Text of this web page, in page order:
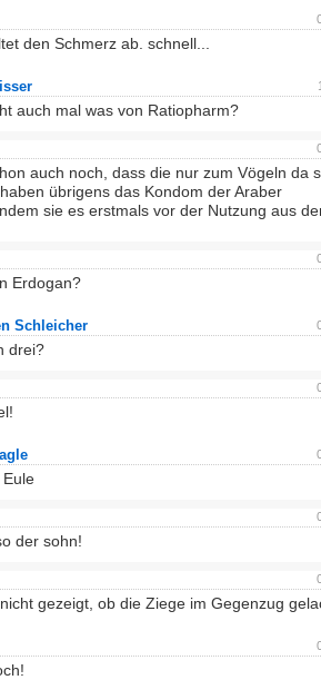
den Schmerz ab. schnell...
auch mal was von Ratiopharm?
auch noch, dass die nur zum Vögeln da
übrigens das Kondom der Araber
sie es erstmals vor der Nutzung aus
Erdogan?
Schleicher
drei?
der sohn!
gezeigt, ob die Ziege im Gegenzug